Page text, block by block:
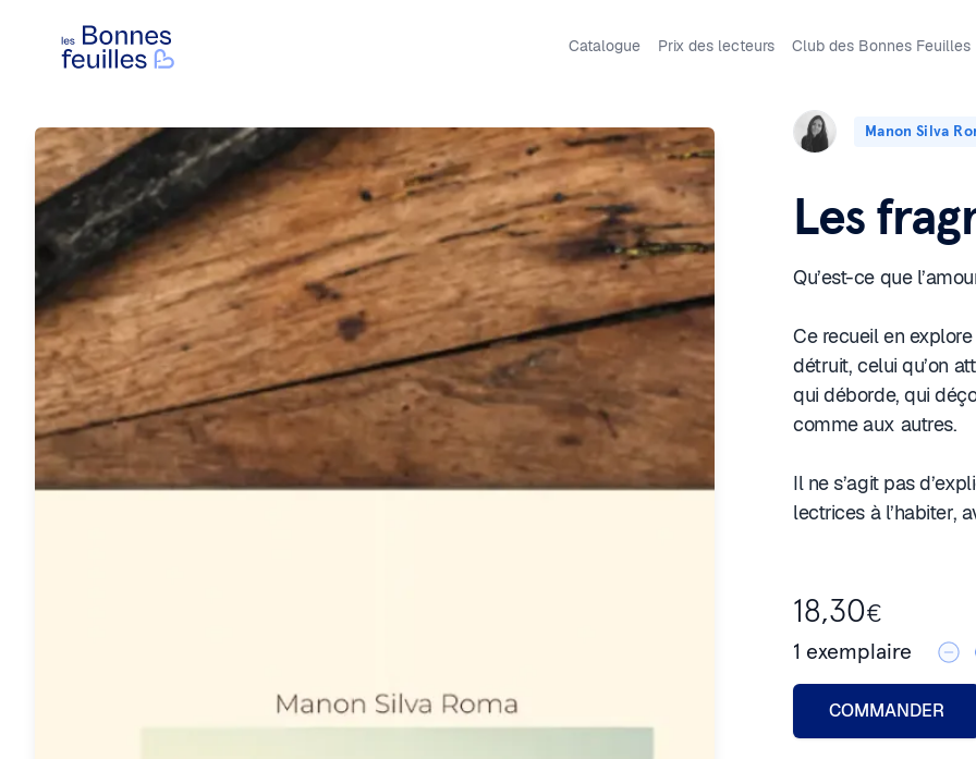
Les Bonnes Feuilles Catalogue Prix des lecteurs Club des Bonnes Feuilles
Manon Silva
Les
Qu’est-ce que
Ce recueil en
détruit, celui qu’on
qui déborde, qui
comme aux autres.
Il ne s’agit pas
lectrices à l’habiter,
18,30€
1 exemplaire
COMMANDER